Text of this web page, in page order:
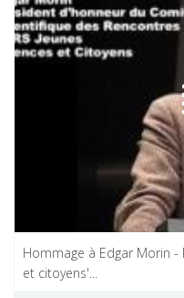
Hommage à Edgar Morin -
et citoyens'...